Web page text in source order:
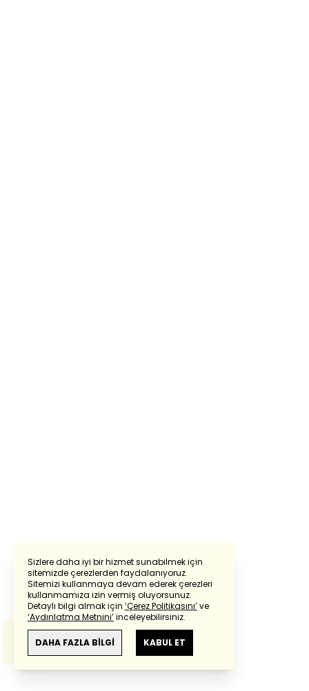
Sizlere daha iyi bir hizmet sunabilmek için
sitemizde çerezlerden faydalanıyoruz.
Sitemizi kullanmaya devam ederek çerezleri
kullanmamıza izin vermiş oluyorsunuz.
Detaylı bilgi almak için ‘Çerez Politikasını’ve
‘Aydınlatma Metnini’inceleyebilirsiniz.
DAHA FAZLA BİLGİ KABUL ET
Powered by Translate
Bu çevirideGoogle Transletekullanılmıştır.
Anlam ve çeviri hatalarından
haberturk.com
sorumlu değildir.